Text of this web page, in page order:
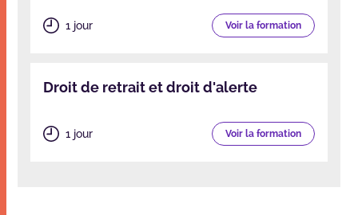
1 jour Voir la formation
Droit de retrait et droit d'alerte
1 jour Voir la formation